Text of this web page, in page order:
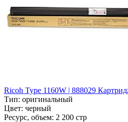
Ricoh Type 1160W | 888029
Тип: оригинальный
Цвет: черный
Ресурс, объем: 2 200 стр